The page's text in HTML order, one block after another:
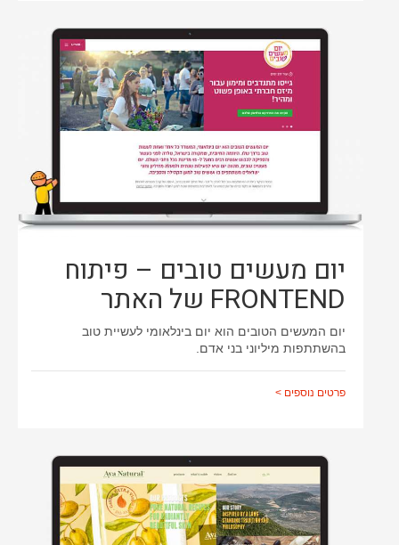
יום מעשים טובים – פיתוח
FRONTEND של האתר
יום המעשים הטובים הוא יום בינלאומי לעשיית טוב
בהשתתפות מיליוני בני אדם.
פרטים נוספים >